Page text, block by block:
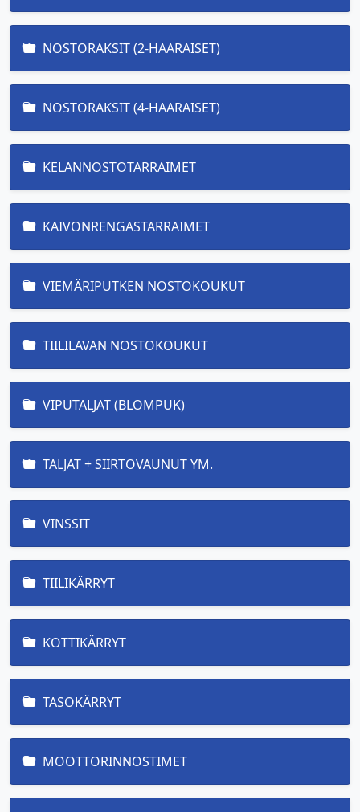
NOSTORAKSIT (2-HAARAISET)
NOSTORAKSIT (4-HAARAISET)
KELANNOSTOTARRAIMET
KAIVONRENGASTARRAIMET
VIEMÄRIPUTKEN NOSTOKOUKUT
TIILILAVAN NOSTOKOUKUT
VIPUTALJAT (BLOMPUK)
TALJAT + SIIRTOVAUNUT YM.
VINSSIT
TIILIKÄRRYT
KOTTIKÄRRYT
TASOKÄRRYT
MOOTTORINNOSTIMET